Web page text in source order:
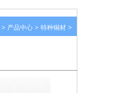
> 产品中心 > 特种铜材 >